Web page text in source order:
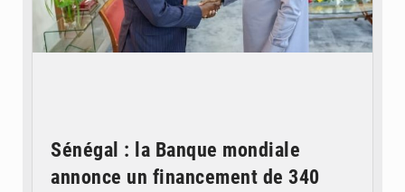
Sénégal : la Banque mondiale
annonce un financement de 340